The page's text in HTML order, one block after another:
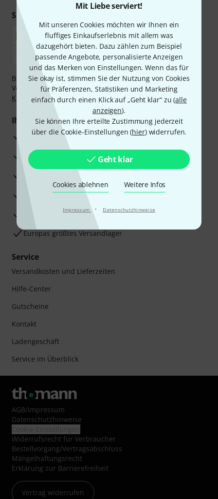
Mit Liebe serviert!
Mit unseren Cookies möchten wir Ihnen ein
fluffiges Einkaufserlebnis mit allem was
dazugehört bieten. Dazu zählen zum Beispiel
passende Angebote, personalisierte Anzeigen
und das Merken von Einstellungen. Wenn das für
Sie okay ist, stimmen Sie der Nutzung von Cookies
für Präferenzen, Statistiken und Marketing
einfach durch einen Klick auf „Geht klar“ zu (alle
anzeigen).
Sie können Ihre erteilte Zustimmung jederzeit
über die Cookie-Einstellungen (hier) widerrufen.
Geht klar
Cookies ablehnen Weitere Infos
Impressum · Datenschutzhinweise
Sicher einkaufen & bezahlen
Bezahlen Sie vertraulich und sicher per Nachnahme,
Vorkasse, PayPal, Amazon Pay,Klarna Sofort bezahlen
Klarna Ratenzahlungoder Kreditkarte.
Ihre Vorteile
3 Jahre Thomann Garantie
30 Tage Money-Back-Garantie
Reparaturservice
Beratung durch Fachexperten
Zufriedenheitsgarantie
Europas größtes Versandlager
Service
Versandkosten und Lieferzeiten
Hilfe-Center
Gutscheine
Kontakt
Ladengeschäft
Service im Überblick
AGB/Impressum
Datenschutzhinweise
Widerrufsrecht für Verbraucher
Bestellvorgang/Vertragsabschluss
Mängelhaftungsrecht
Erklärung zur Barrierefreiheit
Vertrag widerrufen